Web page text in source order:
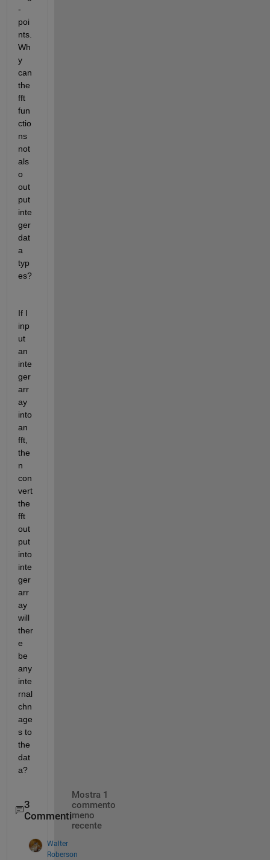
-
poi
nts.
Wh
y
can
the
fft
fun
ctio
ns
not
als
o
out
put
inte
ger
dat
a
typ
es?
If I
inp
ut
an
inte
ger
arr
ay
into
an
fft,
the
n
con
vert
the
fft
out
put
into
inte
ger
arr
ay
will
ther
e
be
any
inte
rnal
chn
age
s to
the
dat
a?
3
Commenti
Mostra 1
commento
meno
recente
Walter
Roberson